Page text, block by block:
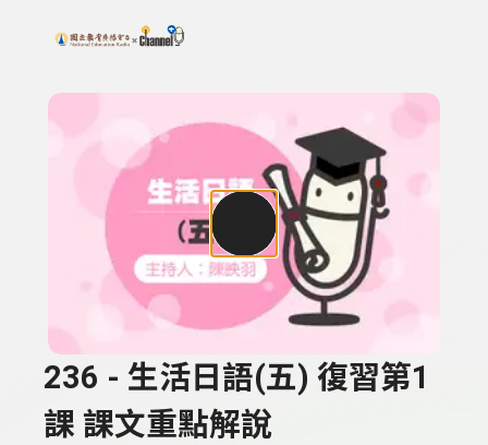
上方功能區塊
搜尋關鍵字：可輸入節目名稱、主持人或關鍵字
236 - 生活日語(五) 復習第1
課 課文重點解說